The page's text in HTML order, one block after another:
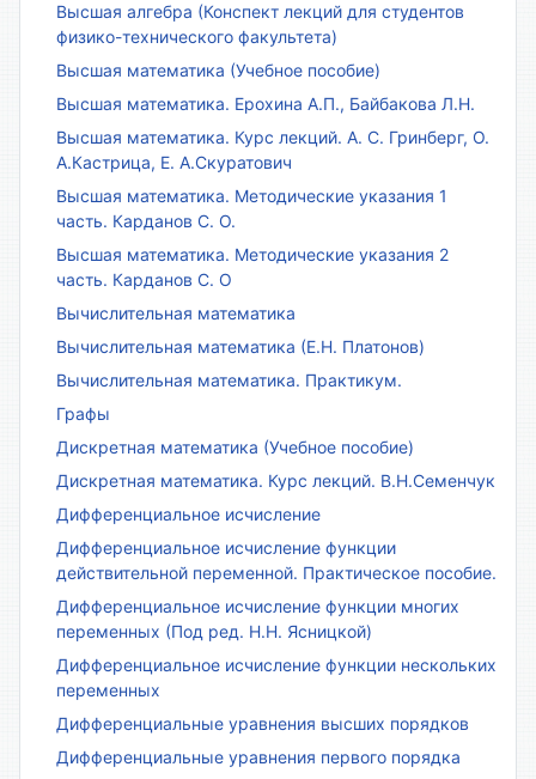
Высшая алгебра (Конспект лекций для студентов
физико-технического факультета)
Высшая математика (Учебное пособие)
Высшая математика. Ерохина А.П., Байбакова Л.Н.
Высшая математика. Курс лекций. А. С. Гринберг, О.
А.Кастрица, Е. А.Скуратович
Высшая математика. Методические указания 1
часть. Карданов С. О.
Высшая математика. Методические указания 2
часть. Карданов С. О
Вычислительная математика
Вычислительная математика (Е.Н. Платонов)
Вычислительная математика. Практикум.
Графы
Дискретная математика (Учебное пособие)
Дискретная математика. Курс лекций. В.Н.Семенчук
Дифференциальное исчисление
Дифференциальное исчисление функции
действительной переменной. Практическое пособие.
Дифференциальное исчисление функции многих
переменных (Под ред. Н.Н. Ясницкой)
Дифференциальное исчисление функции нескольких
переменных
Дифференциальные уравнения высших порядков
Дифференциальные уравнения первого порядка